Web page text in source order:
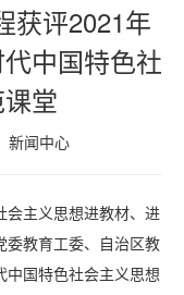
获评2021年
中国特色社
堂
新闻中心
会主义思想进教材、进
委教育工委、自治区教
国特色社会主义思想